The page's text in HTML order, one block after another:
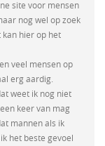
site voor mensen
nog wel op zoek
kan hier op het
veel mensen op
erg aardig.
weet ik nog niet
keer van mag
mannen als ik
het beste gevoel